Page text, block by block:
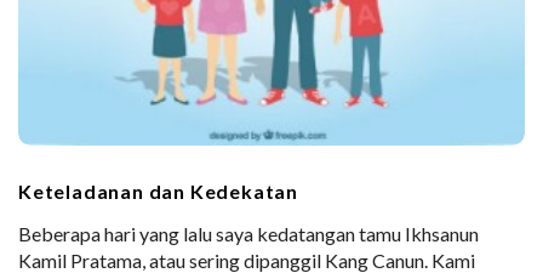
Keteladanan dan Kedekatan
Beberapa hari yang lalu saya kedatangan tamu Ikhsanun
Kamil Pratama, atau sering dipanggil Kang Canun. Kami